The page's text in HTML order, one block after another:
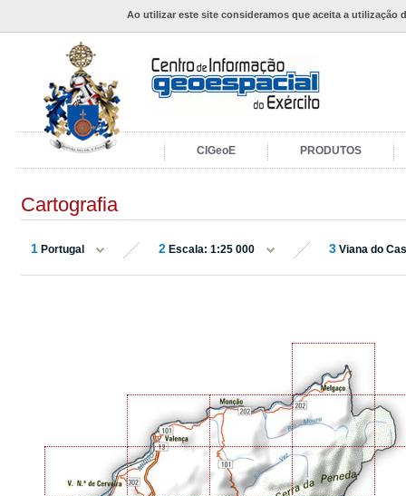
Ao utilizar este site consideramos que aceita a utilização
CIGeoE PRODUTOS
Cartografia
1 Portugal 2 Escala: 1:25 000 3 Viana do